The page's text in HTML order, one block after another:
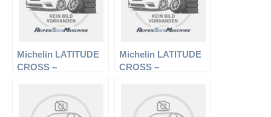
Michelin LATITUDE
CROSS –
Sommerreifen
Michelin LATITUDE
CROSS –
Sommerreifen